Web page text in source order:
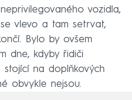
vozidla,
vlevo a tam setrvat,
Bylo by ovšem
dne, kdyby řidiči
na doplňkových
obvykle nejsou.